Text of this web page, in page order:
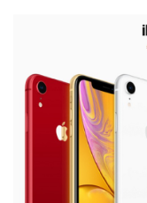
生成式AI與雲端應用
Enterprise Digital